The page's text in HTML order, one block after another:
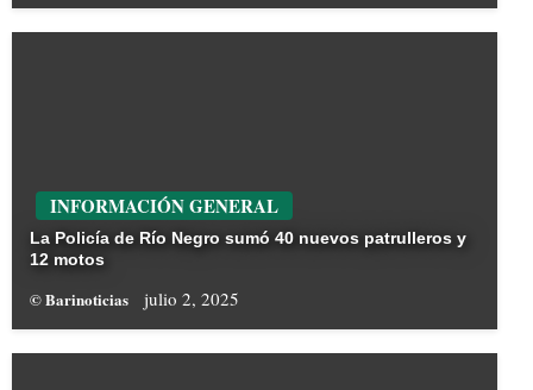
INFORMACIÓN GENERAL
La Policía de Río Negro sumó 40 nuevos patrulleros y
12 motos
© Barinoticias julio 2, 2025